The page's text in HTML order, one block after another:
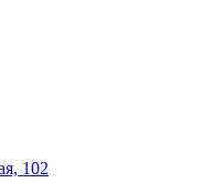
102